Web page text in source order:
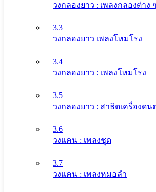
วงกลองยาว : เพลงกลองต่าง ๆ
3.3
วงกลองยาว เพลงโหมโรง
3.4
วงกลองยาว : เพลงโหมโรง
3.5
วงกลองยาว : สาธิตเครื่องดน
3.6
วงแคน : เพลงชุด
3.7
วงแคน : เพลงหมอลำ